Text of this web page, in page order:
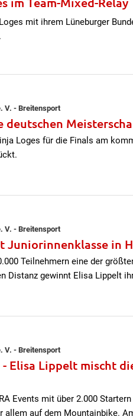
mit ihrem Lüneburger
V. - Breitensport
deutschen
Loges für die Finals am
V. - Breitensport
Juniorinnenklasse in
Teilnehmern eine der
Distanz gewinnt Elisa Lippelt
V. - Breitensport
- Elisa Lippelt mischt
Events mit über 2.000
allem auf dem Mountainbike.